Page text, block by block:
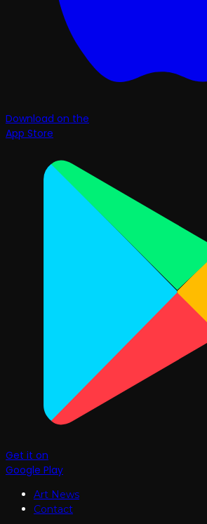
Download on the
App Store
Get it on
Google Play
Art News
Contact